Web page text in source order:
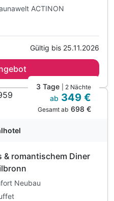
ACTINON
Buffet
am 1. Abend
ACTINON
im Hotel
Gültig bis 25.11.2026
3 Tage | 2 Nächte
ab 349 €
Gesamt ab 698 €
& romantischem Diner
Neubau